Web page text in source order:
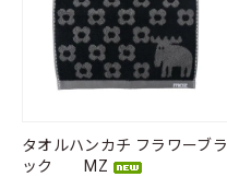
タオルハンカチ フラワーブラ
ック MZ